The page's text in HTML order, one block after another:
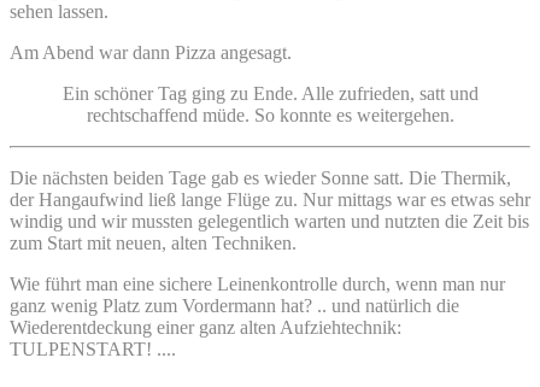
sehen lassen.
Am Abend war dann Pizza angesagt.
Ein schöner Tag ging zu Ende. Alle zufrieden, satt und
rechtschaffend müde. So konnte es weitergehen.
Die nächsten beiden Tage gab es wieder Sonne satt. Die Thermik,
der Hangaufwind ließ lange Flüge zu. Nur mittags war es etwas sehr
windig und wir mussten gelegentlich warten und nutzten die Zeit bis
zum Start mit neuen, alten Techniken.
Wie führt man eine sichere Leinenkontrolle durch, wenn man nur
ganz wenig Platz zum Vordermann hat? .. und natürlich die
Wiederentdeckung einer ganz alten Aufziehtechnik:
TULPENSTART! ....